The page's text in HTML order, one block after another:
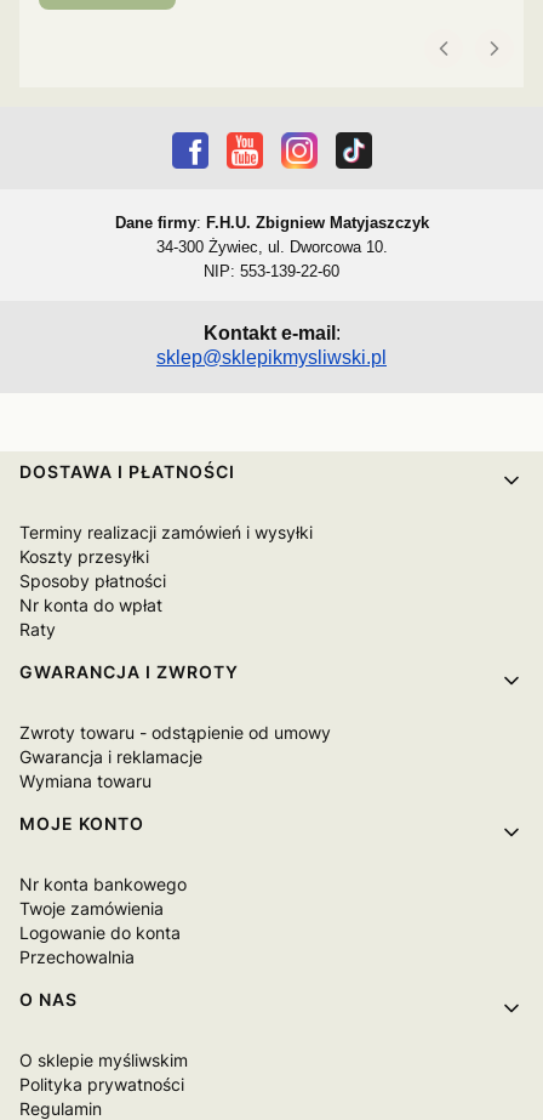
Dane firmy: F.H.U. Zbigniew Matyjaszczyk
34-300 Żywiec, ul. Dworcowa 10.
NIP: 553-139-22-60
Kontakt e-mail :
sklep@sklepikmysliwski.pl
Linki w stopce
DOSTAWA I PŁATNOŚCI
Terminy realizacji zamówień i wysyłki
Koszty przesyłki
Sposoby płatności
Nr konta do wpłat
Raty
GWARANCJA I ZWROTY
Zwroty towaru - odstąpienie od umowy
Gwarancja i reklamacje
Wymiana towaru
MOJE KONTO
Nr konta bankowego
Twoje zamówienia
Logowanie do konta
Przechowalnia
O NAS
O sklepie myśliwskim
Polityka prywatności
Regulamin